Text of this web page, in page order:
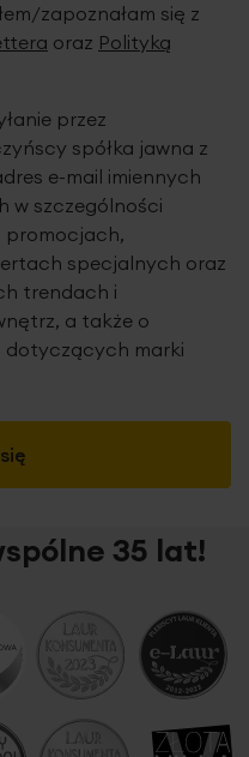
zapoznałam się z
oraz Polityką
przez
spółka jawna z
e-mail imiennych
w szczególności
promocjach,
specjalnych oraz
trendach i
a także o
dotyczących marki
35 lat!